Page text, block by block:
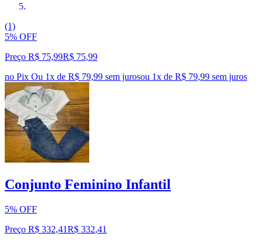
(1)
5% OFF
Preço R$ 75,99R$ 75,99
no Pix Ou 1x de R$ 79,99 sem jurosou 1x de R$ 79,99 sem juros
Conjunto Feminino Infantil
5% OFF
Preço R$ 332,41R$ 332,41